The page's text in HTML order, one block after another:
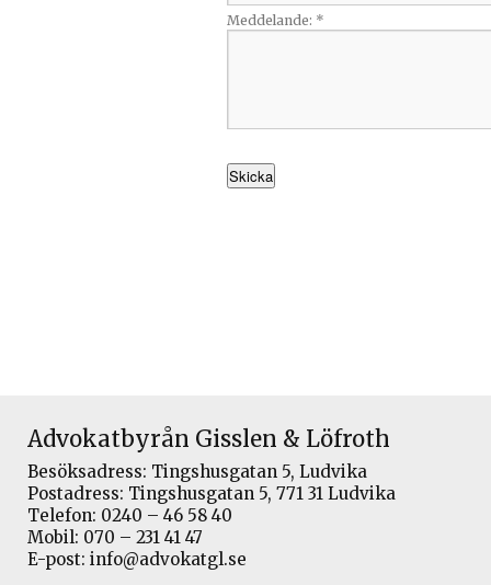
Meddelande: *
Advokatbyrån Gisslen & Löfroth
Besöksadress: Tingshusgatan 5, Ludvika
Postadress: Tingshusgatan 5, 771 31 Ludvika
Telefon: 0240 – 46 58 40
Mobil: 070 – 231 41 47
E-post: info@advokatgl.se